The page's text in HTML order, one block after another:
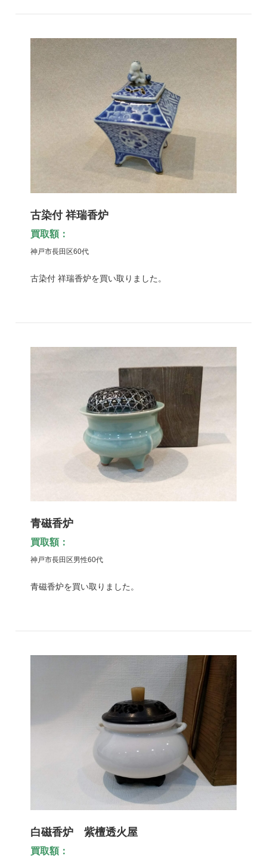
古染付 祥瑞香炉
買取額：
神戸市長田区60代
古染付 祥瑞香炉を買い取りました。
青磁香炉
買取額：
神戸市長田区男性60代
青磁香炉を買い取りました。
白磁香炉 紫檀透火屋
買取額：